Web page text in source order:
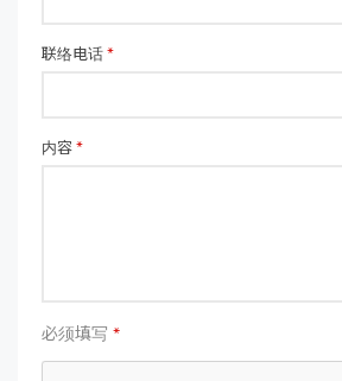
联络电话*
内容*
必须填写 *